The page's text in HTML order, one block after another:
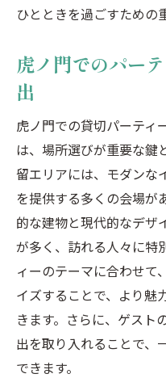
ひとときを過ごすための
虎ノ門でのパー
出
虎ノ門での貸切パーティ
は、場所選びが重要な鍵
留エリアには、モダンな
を提供する多くの会場が
的な建物と現代的なデザ
が多く、訪れる人々に特
ィーのテーマに合わせて
イズすることで、より魅
きます。さらに、ゲスト
出を取り入れることで、
できます。